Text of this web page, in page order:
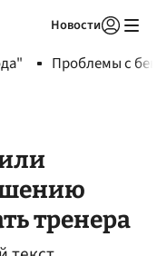
Новости
Проблемы с
тренера